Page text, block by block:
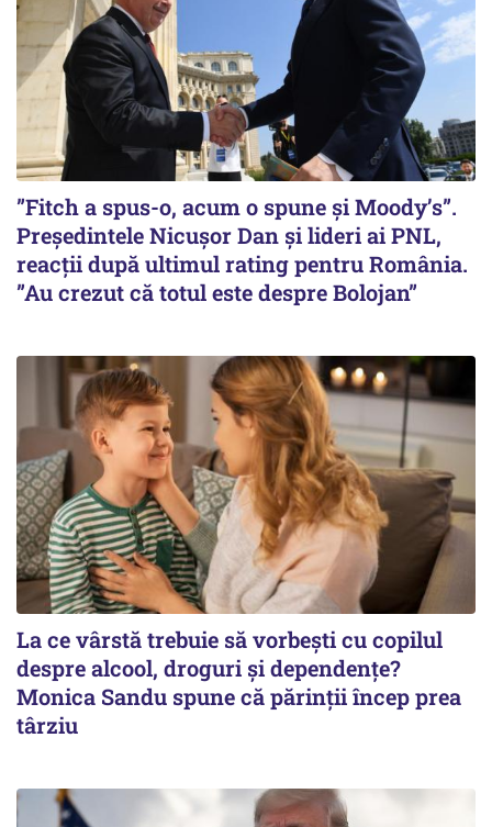
”Fitch a spus-o, acum o spune și Moody’s”.
Președintele Nicușor Dan și lideri ai PNL,
reacții după ultimul rating pentru România.
”Au crezut că totul este despre Bolojan”
La ce vârstă trebuie să vorbești cu copilul
despre alcool, droguri și dependențe?
Monica Sandu spune că părinții încep prea
târziu